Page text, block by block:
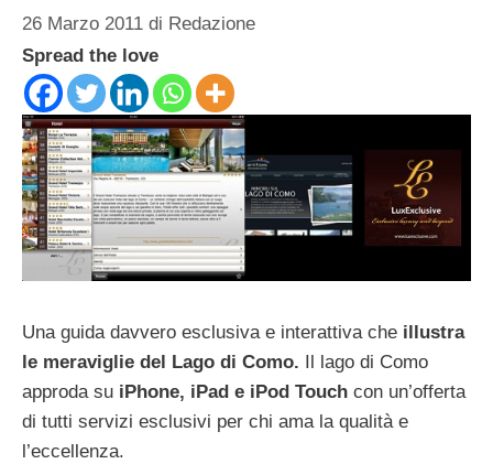
26 Marzo 2011 di Redazione
Spread the love
Una guida davvero esclusiva e interattiva che illustra
le meraviglie del Lago di Como. Il lago di Como
approda su iPhone, iPad e iPod Touch con un’offerta
di tutti servizi esclusivi per chi ama la qualità e
l’eccellenza.